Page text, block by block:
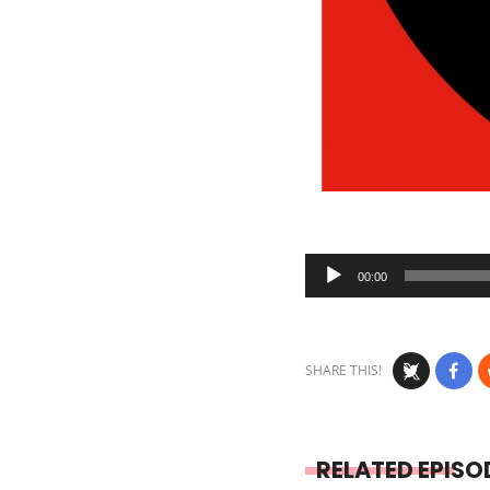
Audio
Player
00:00
SHARE THIS!
RELATED